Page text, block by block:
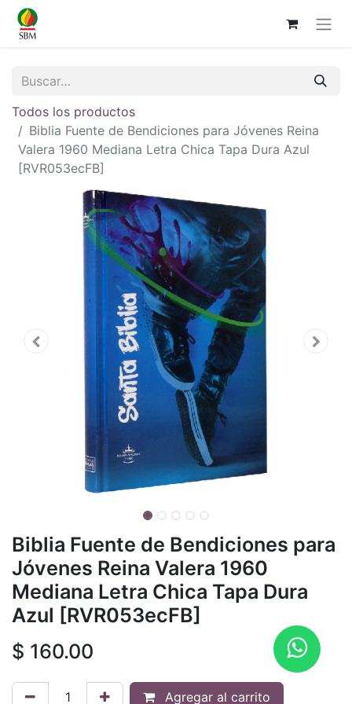
Todos los productos
Biblia Fuente de Bendiciones para Jóvenes Reina
Valera 1960 Mediana Letra Chica Tapa Dura Azul
[RVR053ecFB]
Biblia Fuente de Bendiciones para
Jóvenes Reina Valera 1960
Mediana Letra Chica Tapa Dura
Azul [RVR053ecFB]
$ 160.00
Agregar al carrito